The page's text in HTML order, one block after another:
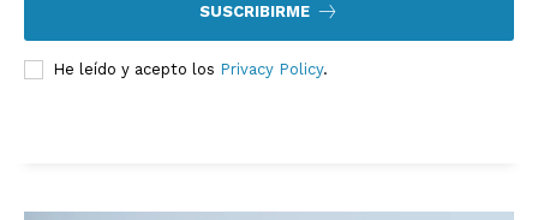
SUSCRIBIRME
He leído y acepto los Privacy Policy.